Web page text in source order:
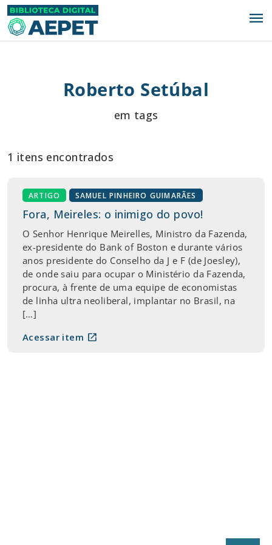
menu
Roberto Setúbal
em tags
1 itens encontrados
ARTIGO SAMUEL PINHEIRO GUIMARÃES
Fora, Meireles: o inimigo do povo!
O Senhor Henrique Meirelles, Ministro da Fazenda,
ex-presidente do Bank of Boston e durante vários
anos presidente do Conselho da J e F (de Joesley),
de onde saiu para ocupar o Ministério da Fazenda,
procura, à frente de uma equipe de economistas
de linha ultra neoliberal, implantar no Brasil, na
[…]
Acessar item open_in_new